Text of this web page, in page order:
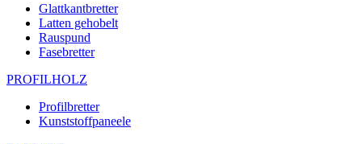
Glattkantbretter
Latten gehobelt
Rauspund
Fasebretter
PROFILHOLZ
Profilbretter
Kunststoffpaneele